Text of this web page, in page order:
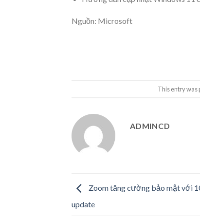
Nguồn: Microsoft
This entry was
ADMINCD
Zoom tăng cường bảo mật với
update